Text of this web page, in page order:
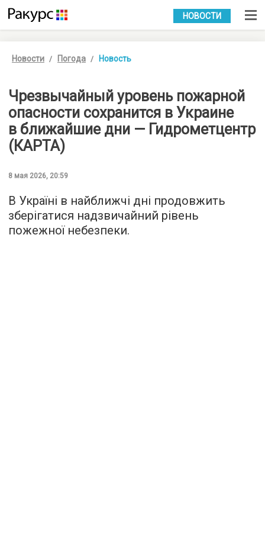
УКР РУС
НОВОСТИ
Новости Погода Новость
Чрезвычайный уровень пожарной
опасности сохранится в Украине
в ближайшие дни — Гидрометцентр
(КАРТА)
8 мая 2026, 20:59
В Україні в найближчі дні продовжить
зберігатися надзвичайний рівень
пожежної небезпеки.